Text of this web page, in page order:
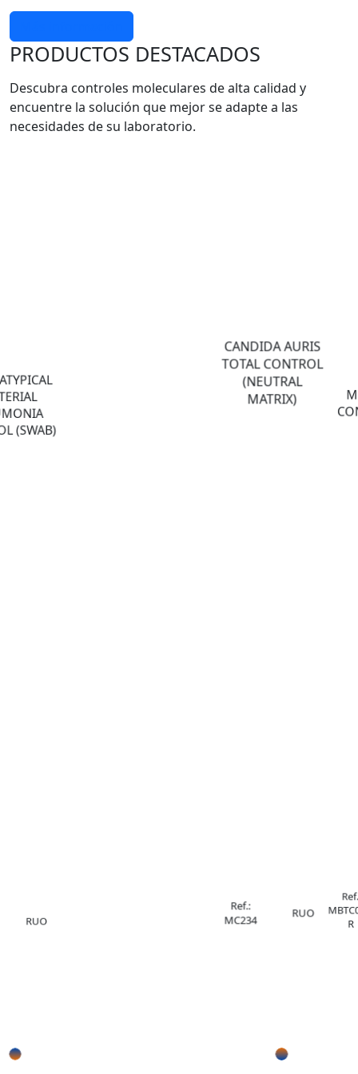
PRODUCTOS DESTACADOS
Descubra controles moleculares de alta calidad y
encuentre la solución que mejor se adapte a las
necesidades de su laboratorio.
(SWAB)
RUO
CANDIDA AURIS
TOTAL CONTROL
(NEUTRAL
MATRIX)
Ref.:
MC234
RUO
R